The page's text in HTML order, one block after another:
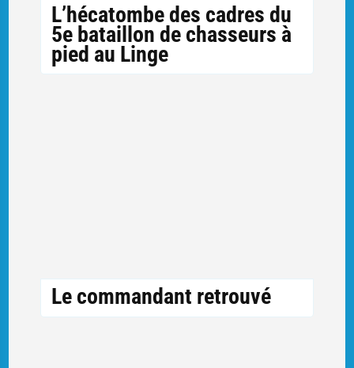
L’hécatombe des cadres du
5e bataillon de chasseurs à
pied au Linge
Le commandant retrouvé